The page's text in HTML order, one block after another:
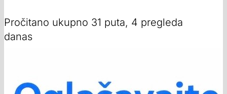
Pročitano ukupno 31 puta, 4 pregleda
danas